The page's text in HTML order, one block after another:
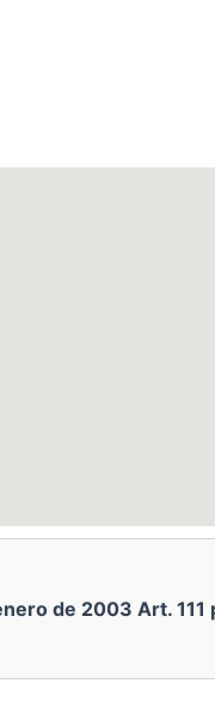
de 2003 Art. 111